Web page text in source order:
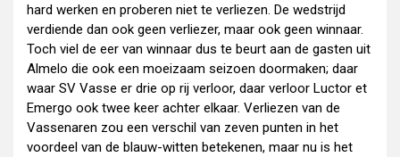
hard werken en proberen niet te verliezen. De wedstrijd
verdiende dan ook geen verliezer, maar ook geen winnaar.
Toch viel de eer van winnaar dus te beurt aan de gasten uit
Almelo die ook een moeizaam seizoen doormaken; daar
waar SV Vasse er drie op rij verloor, daar verloor Luctor et
Emergo ook twee keer achter elkaar. Verliezen van de
Vassenaren zou een verschil van zeven punten in het
voordeel van de blauw-witten betekenen, maar nu is het